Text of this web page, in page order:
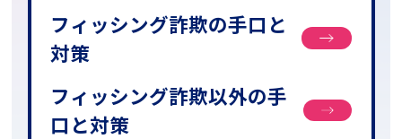
フィッシング詐欺の手口と
対策
フィッシング詐欺以外の手
口と対策